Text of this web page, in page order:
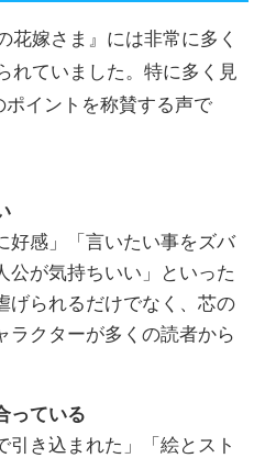
花嫁さま』には非常に多く
れていました。特に多く見
イントを称賛する声で
好感」「言いたい事をズバ
公が気持ちいい」といった
げられるだけでなく、芯の
ラクターが多くの読者から
っている
引き込まれた」「絵とスト